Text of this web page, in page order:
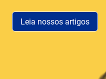
Leia nossos artigos